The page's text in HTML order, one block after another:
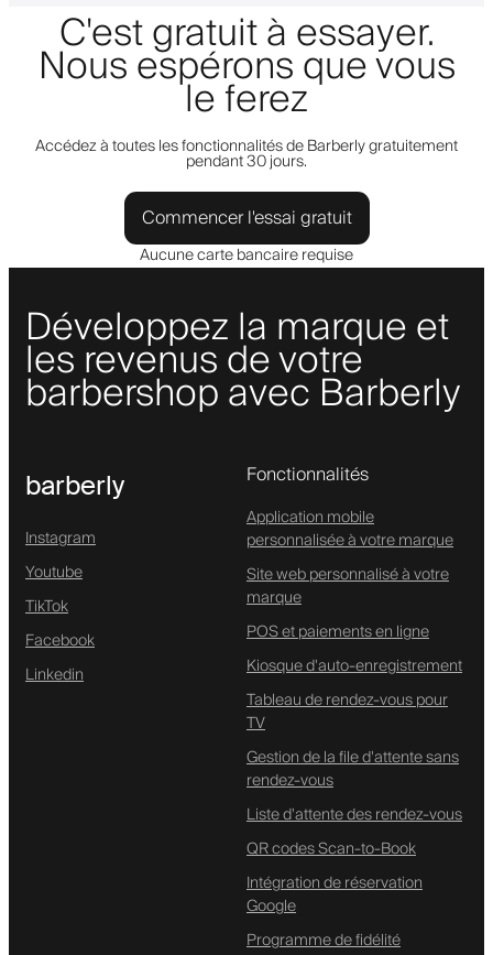
C'est gratuit à essayer.
Nous espérons que vous
le ferez
Accédez à toutes les fonctionnalités de Barberly gratuitement
pendant 30 jours.
Commencer l'essai gratuit
Aucune carte bancaire requise
Développez la marque et
les revenus de votre
barbershop avec Barberly
barberly
Instagram
Youtube
TikTok
Facebook
Linkedin
Fonctionnalités
Application mobile
personnalisée à votre marque
Site web personnalisé à votre
marque
POS et paiements en ligne
Kiosque d'auto-enregistrement
Tableau de rendez-vous pour
TV
Gestion de la file d'attente sans
rendez-vous
Liste d'attente des rendez-vous
QR codes Scan-to-Book
Intégration de réservation
Google
Programme de fidélité